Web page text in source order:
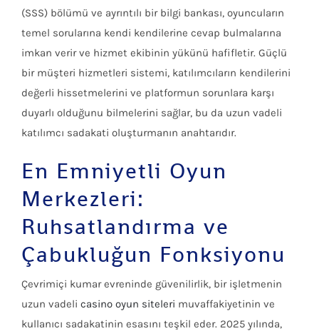
(SSS) bölümü ve ayrıntılı bir bilgi bankası, oyuncuların
temel sorularına kendi kendilerine cevap bulmalarına
imkan verir ve hizmet ekibinin yükünü hafifletir. Güçlü
bir müşteri hizmetleri sistemi, katılımcıların kendilerini
değerli hissetmelerini ve platformun sorunlara karşı
duyarlı olduğunu bilmelerini sağlar, bu da uzun vadeli
katılımcı sadakati oluşturmanın anahtarıdır.
En Emniyetli Oyun
Merkezleri:
Ruhsatlandırma ve
Çabukluğun Fonksiyonu
Çevrimiçi kumar evreninde güvenilirlik, bir işletmenin
uzun vadeli casino oyun siteleri muvaffakiyetinin ve
kullanıcı sadakatinin esasını teşkil eder. 2025 yılında,